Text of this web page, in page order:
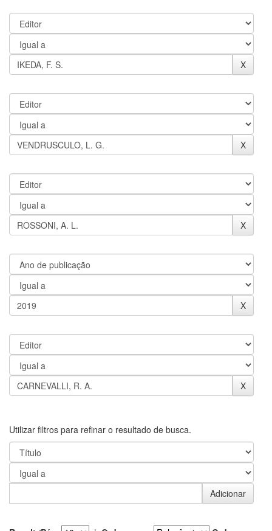
Utilizar filtros para refinar o resultado de busca.